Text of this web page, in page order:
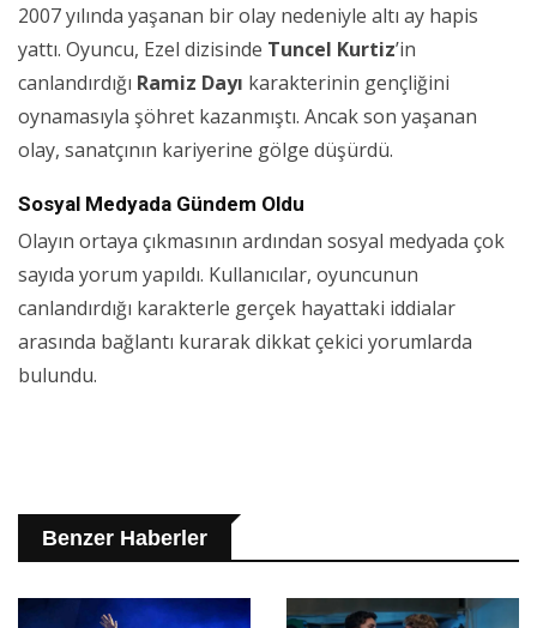
2007 yılında yaşanan bir olay nedeniyle altı ay hapis
yattı. Oyuncu, Ezel dizisinde Tuncel Kurtiz’in
canlandırdığı Ramiz Dayı karakterinin gençliğini
oynamasıyla şöhret kazanmıştı. Ancak son yaşanan
olay, sanatçının kariyerine gölge düşürdü.
Sosyal Medyada Gündem Oldu
Olayın ortaya çıkmasının ardından sosyal medyada çok
sayıda yorum yapıldı. Kullanıcılar, oyuncunun
canlandırdığı karakterle gerçek hayattaki iddialar
arasında bağlantı kurarak dikkat çekici yorumlarda
bulundu.
Benzer Haberler